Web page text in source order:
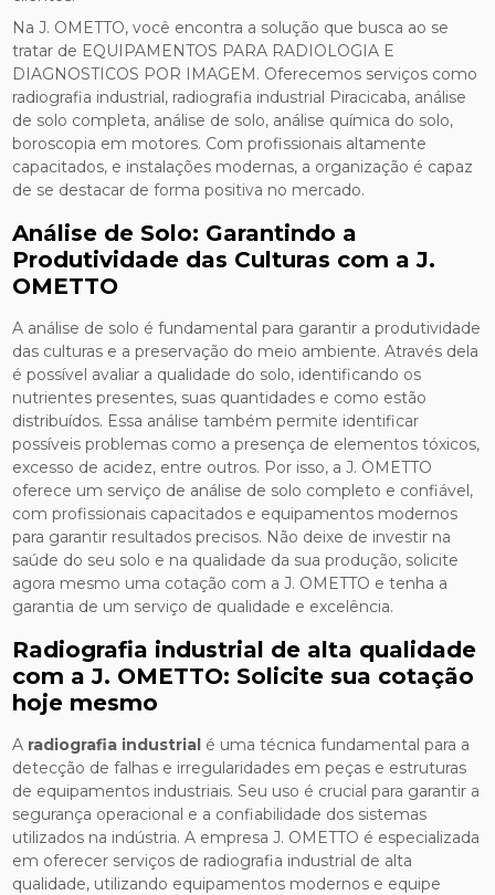
Na J. OMETTO, você encontra a solução que busca ao se
tratar de EQUIPAMENTOS PARA RADIOLOGIA E
DIAGNOSTICOS POR IMAGEM. Oferecemos serviços como
radiografia industrial, radiografia industrial Piracicaba, análise
de solo completa, análise de solo, análise química do solo,
boroscopia em motores. Com profissionais altamente
capacitados, e instalações modernas, a organização é capaz
de se destacar de forma positiva no mercado.
Análise de Solo: Garantindo a
Produtividade das Culturas com a J.
OMETTO
A análise de solo é fundamental para garantir a produtividade
das culturas e a preservação do meio ambiente. Através dela
é possível avaliar a qualidade do solo, identificando os
nutrientes presentes, suas quantidades e como estão
distribuídos. Essa análise também permite identificar
possíveis problemas como a presença de elementos tóxicos,
excesso de acidez, entre outros. Por isso, a J. OMETTO
oferece um serviço de análise de solo completo e confiável,
com profissionais capacitados e equipamentos modernos
para garantir resultados precisos. Não deixe de investir na
saúde do seu solo e na qualidade da sua produção, solicite
agora mesmo uma cotação com a J. OMETTO e tenha a
garantia de um serviço de qualidade e excelência.
Radiografia industrial de alta qualidade
com a J. OMETTO: Solicite sua cotação
hoje mesmo
A radiografia industrial é uma técnica fundamental para a
detecção de falhas e irregularidades em peças e estruturas
de equipamentos industriais. Seu uso é crucial para garantir a
segurança operacional e a confiabilidade dos sistemas
utilizados na indústria. A empresa J. OMETTO é especializada
em oferecer serviços de radiografia industrial de alta
qualidade, utilizando equipamentos modernos e equipe